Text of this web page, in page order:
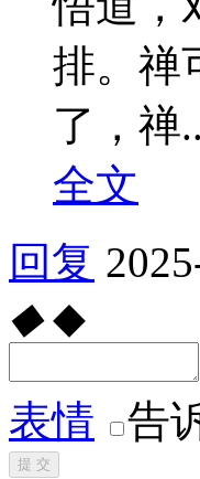
排。禅
了，禅
全文
回复
◆ ◆
表情 告
提 交